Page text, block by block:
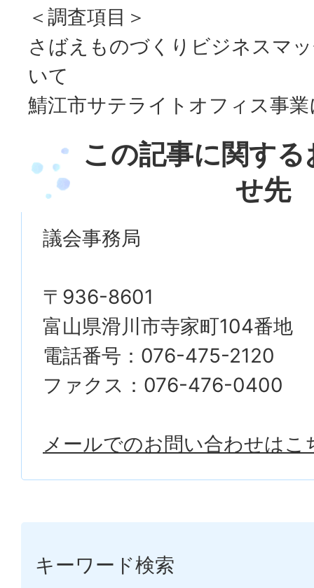
＜調査項目＞
さばえものづくりビジネスマ
いて
鯖江市サテライトオフィス事
この記事に関す
せ先
議会事務局
〒936-8601
富山県滑川市寺家町104番地
電話番号：076-475-2120
ファクス：076-476-0400
メールでのお問い合わせはこ
キーワード検索